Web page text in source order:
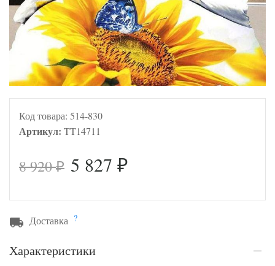
Код товара: 514-830
Артикул: TT14711
8 920₽ 5 827 ₽
Доставка ?
Характеристики